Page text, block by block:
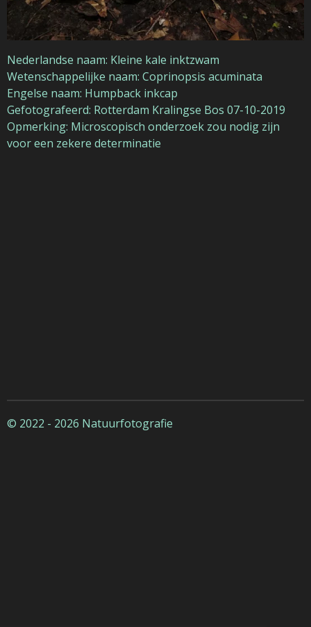
Nederlandse naam: Kleine kale inktzwam
Wetenschappelijke naam: Coprinopsis acuminata
Engelse naam: Humpback inkcap
Gefotografeerd: Rotterdam Kralingse Bos 07-10-2019
Opmerking: Microscopisch onderzoek zou nodig zijn
voor een zekere determinatie
© 2022 - 2026 Natuurfotografie